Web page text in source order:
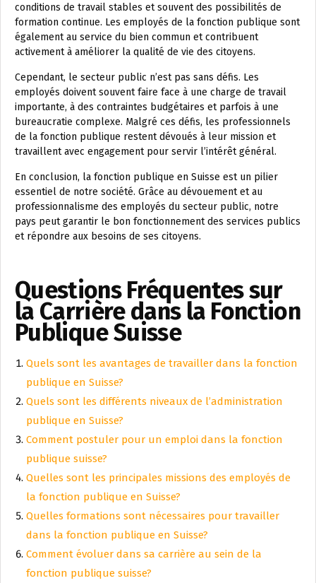
conditions de travail stables et souvent des possibilités de
formation continue. Les employés de la fonction publique sont
également au service du bien commun et contribuent
activement à améliorer la qualité de vie des citoyens.
Cependant, le secteur public n’est pas sans défis. Les
employés doivent souvent faire face à une charge de travail
importante, à des contraintes budgétaires et parfois à une
bureaucratie complexe. Malgré ces défis, les professionnels
de la fonction publique restent dévoués à leur mission et
travaillent avec engagement pour servir l’intérêt général.
En conclusion, la fonction publique en Suisse est un pilier
essentiel de notre société. Grâce au dévouement et au
professionnalisme des employés du secteur public, notre
pays peut garantir le bon fonctionnement des services publics
et répondre aux besoins de ses citoyens.
Questions Fréquentes sur
la Carrière dans la Fonction
Publique Suisse
Quels sont les avantages de travailler dans la fonction
publique en Suisse?
Quels sont les différents niveaux de l’administration
publique en Suisse?
Comment postuler pour un emploi dans la fonction
publique suisse?
Quelles sont les principales missions des employés de
la fonction publique en Suisse?
Quelles formations sont nécessaires pour travailler
dans la fonction publique en Suisse?
Comment évoluer dans sa carrière au sein de la
fonction publique suisse?